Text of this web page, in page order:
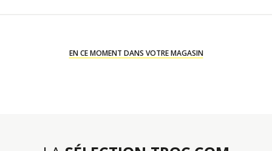
EN CE MOMENT DANS VOTRE MAGASIN